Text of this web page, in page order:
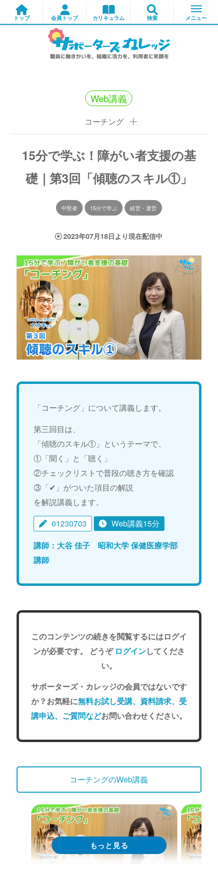
Web講義
コーチング
15分で学ぶ！障がい者支援の基
礎｜第3回「傾聴のスキル①」
中堅者 15分で学ぶ 経営・運営
2023年07月18日より現在配信中
「コーチング」について講義します。
第三回目は、
「傾聴のスキル①」というテーマで、
①「聞く」と「聴く」
②チェックリストで普段の聴き方を確認
③「✔」がついた項目の解説
を解説講義します。
01230703
Web講義15分
講師：大谷 佳子 昭和大学 保健医療学部
講師
このコンテンツの続きを閲覧するにはログイ
ンが必要です。 どうぞ ログインしてくださ
い。
サポーターズ・カレッジの会員ではないです
か？お気軽に無料お試し受講、資料請求、受
講申込、ご質問などお問い合わせください。
コーチングのWeb講義